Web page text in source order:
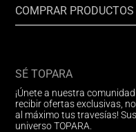
COMPRAR PRODUCTOS
SÉ TOPARA
¡Únete a nuestra
recibir ofertas exclusivas,
al máximo tus travesías!
universo TOPARA.